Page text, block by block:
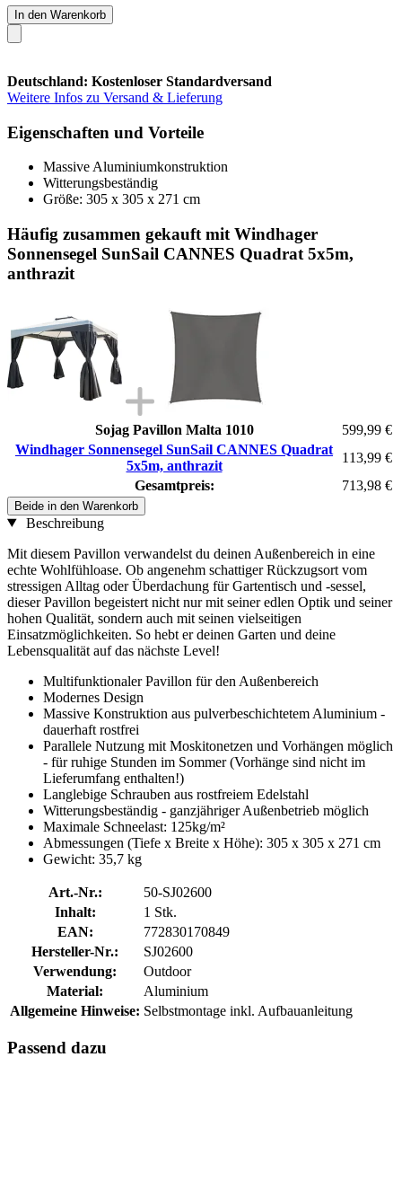
In den Warenkorb
Deutschland: Kostenloser Standardversand
Weitere Infos zu Versand & Lieferung
Eigenschaften und Vorteile
Massive Aluminiumkonstruktion
Witterungsbeständig
Größe: 305 x 305 x 271 cm
Häufig zusammen gekauft mit Windhager
Sonnensegel SunSail CANNES Quadrat 5x5m,
anthrazit
Sojag Pavillon Malta 1010
599,99 €
Windhager Sonnensegel SunSail CANNES Quadrat
5x5m, anthrazit
113,99 €
Gesamtpreis:
713,98 €
Beide in den Warenkorb
Beschreibung
Mit diesem Pavillon verwandelst du deinen Außenbereich in eine
echte Wohlfühloase. Ob angenehm schattiger Rückzugsort vom
stressigen Alltag oder Überdachung für Gartentisch und -sessel,
dieser Pavillon begeistert nicht nur mit seiner edlen Optik und seiner
hohen Qualität, sondern auch mit seinen vielseitigen
Einsatzmöglichkeiten. So hebt er deinen Garten und deine
Lebensqualität auf das nächste Level!
Multifunktionaler Pavillon für den Außenbereich
Modernes Design
Massive Konstruktion aus pulverbeschichtetem Aluminium -
dauerhaft rostfrei
Parallele Nutzung mit Moskitonetzen und Vorhängen möglich
- für ruhige Stunden im Sommer (Vorhänge sind nicht im
Lieferumfang enthalten!)
Langlebige Schrauben aus rostfreiem Edelstahl
Witterungsbeständig - ganzjähriger Außenbetrieb möglich
Maximale Schneelast: 125kg/m²
Abmessungen (Tiefe x Breite x Höhe): 305 x 305 x 271 cm
Gewicht: 35,7 kg
Art.-Nr.:
50-SJ02600
Inhalt:
1 Stk.
EAN:
772830170849
Hersteller-Nr.:
SJ02600
Verwendung:
Outdoor
Material:
Aluminium
Allgemeine Hinweise: Selbstmontage inkl. Aufbauanleitung
Passend dazu